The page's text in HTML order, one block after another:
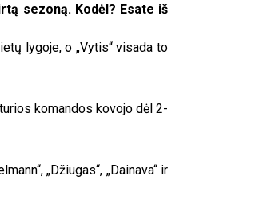
sezoną. Kodėl? Esate iš
lygoje, o „Vytis“ visada to
komandos kovojo dėl 2-
„Džiugas“, „Dainava“ ir